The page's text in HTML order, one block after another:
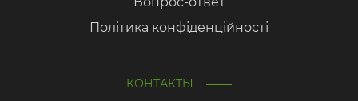
Політика конфіденційності
КОНТАКТЫ